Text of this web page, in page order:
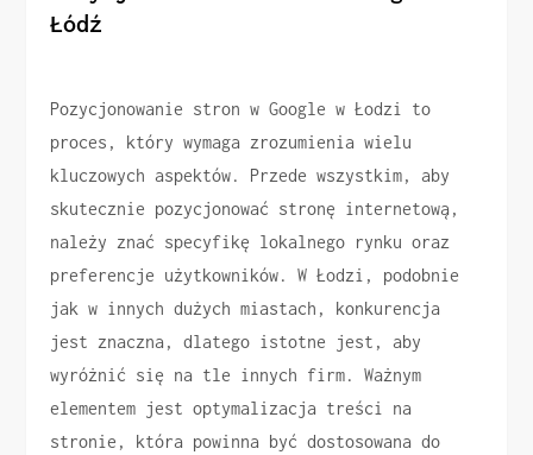
Łódź
Pozycjonowanie stron w Google w Łodzi to
proces, który wymaga zrozumienia wielu
kluczowych aspektów. Przede wszystkim, aby
skutecznie pozycjonować stronę internetową,
należy znać specyfikę lokalnego rynku oraz
preferencje użytkowników. W Łodzi, podobnie
jak w innych dużych miastach, konkurencja
jest znaczna, dlatego istotne jest, aby
wyróżnić się na tle innych firm. Ważnym
elementem jest optymalizacja treści na
stronie, która powinna być dostosowana do